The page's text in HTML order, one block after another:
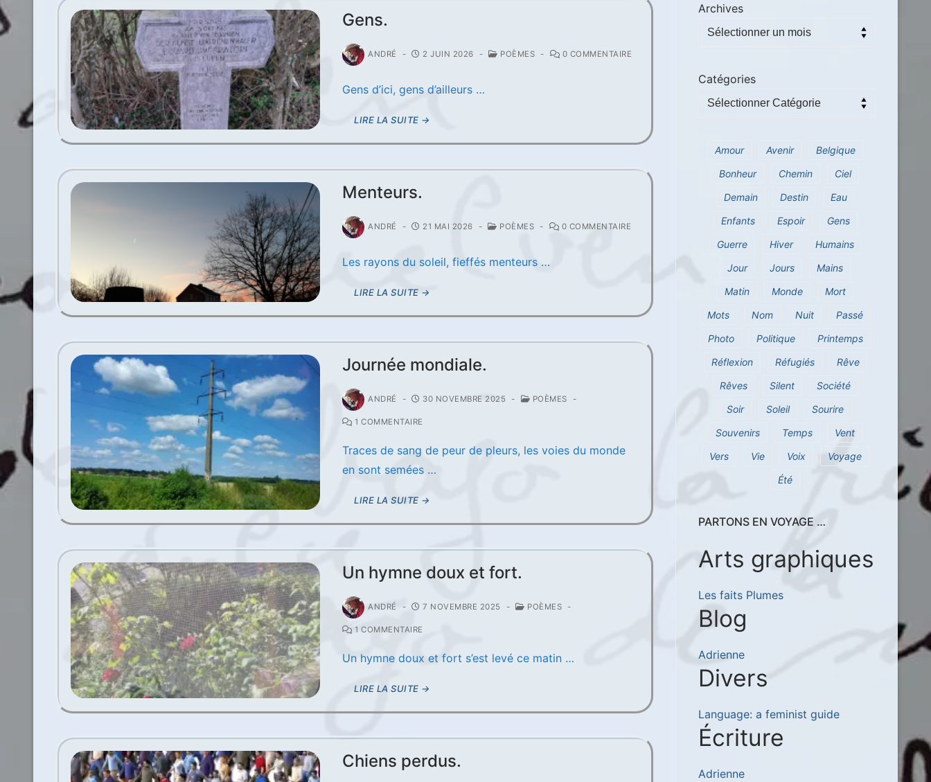
Gens.
ANDRÉ - 2 JUIN 2026 - POÈMES - 0 COMMENTAIRE
Gens d’ici, gens d’ailleurs …
LIRE LA SUITE →
Menteurs.
ANDRÉ - 21 MAI 2026 - POÈMES - 0 COMMENTAIRE
Les rayons du soleil, fieffés menteurs …
LIRE LA SUITE →
Journée mondiale.
ANDRÉ - 30 NOVEMBRE 2025 - POÈMES -
1 COMMENTAIRE
Traces de sang de peur de pleurs, les voies du monde
en sont semées …
LIRE LA SUITE →
Un hymne doux et fort.
ANDRÉ - 7 NOVEMBRE 2025 - POÈMES -
1 COMMENTAIRE
Un hymne doux et fort s’est levé ce matin …
LIRE LA SUITE →
Chiens perdus.
Archives
Catégories
Amour Avenir
Belgique
Bonheur
Chemin
Ciel
Demain
Destin
Eau
Enfants
Espoir
Gens
Guerre
Hiver
Humains
Jour
Jours
Mains
Matin
Monde
Mort
Mots
Nom Nuit
Passé
Photo
Politique
Printemps
Réflexion
Réfugiés
Rêve
Rêves
Silent
Société
Soir
Soleil
Sourire
Souvenirs
Temps
Vent
Vers
Vie Voix
Voyage
Été
PARTONS EN VOYAGE …
Arts graphiques
Les faits Plumes
Blog
Adrienne
Divers
Language: a feminist guide
Écriture
Adrienne